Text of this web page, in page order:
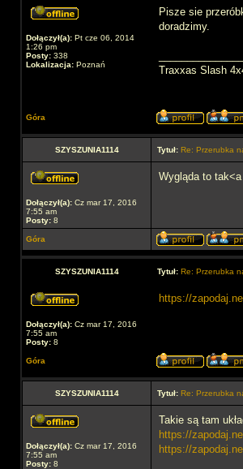
Dołączył(a): Pt cze 06, 2014
1:26 pm
Posty: 338
Lokalizacja: Poznań
Pisze sie
doradzimy.
Traxxas Slash
Góra
SZYSZUNIA1114 Tytuł: Re: Przerubka
Dołączył(a): Cz mar 17, 2016
7:55 am
Posty: 8
Wygląda to
Góra
SZYSZUNIA1114 Tytuł: Re: Przerubka
Dołączył(a): Cz mar 17, 2016
7:55 am
Posty: 8
https://
Góra
SZYSZUNIA1114 Tytuł: Re: Przerubka
Dołączył(a): Cz mar 17, 2016
7:55 am
Posty: 8
Takie są tam
https://
https://